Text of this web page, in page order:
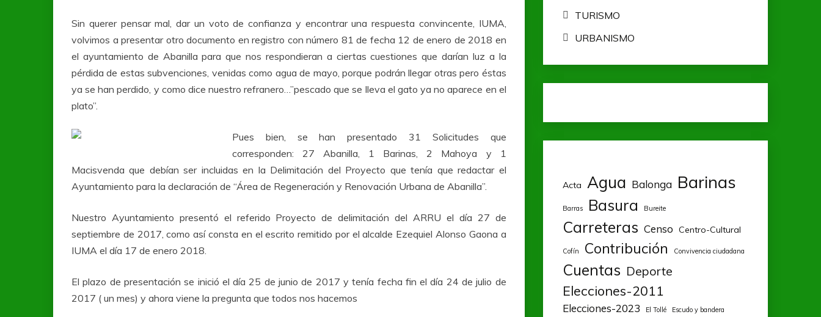
Sin querer pensar mal, dar un voto de confianza y encontrar una respuesta convincente, IUMA,
volvimos a presentar otro documento en registro con número 81 de fecha 12 de enero de 2018 en
el ayuntamiento de Abanilla para que nos respondieran a ciertas cuestiones que darían luz a la
pérdida de estas subvenciones, venidas como agua de mayo, porque podrán llegar otras pero éstas
ya se han perdido, y como dice nuestro refranero…”pescado que se lleva el gato ya no aparece en el
plato”.
Pues bien, se han presentado 31 Solicitudes que
corresponden: 27 Abanilla, 1 Barinas, 2 Mahoya y 1
Macisvenda que debían ser incluidas en la Delimitación del Proyecto que tenía que redactar el
Ayuntamiento para la declaración de “Área de Regeneración y Renovación Urbana de Abanilla”.
Nuestro Ayuntamiento presentó el referido Proyecto de delimitación del ARRU el día 27 de
septiembre de 2017, como así consta en el escrito remitido por el alcalde Ezequiel Alonso Gaona a
IUMA el día 17 de enero 2018.
El plazo de presentación se inició el día 25 de junio de 2017 y tenía fecha fin el día 24 de julio de
2017 ( un mes) y ahora viene la pregunta que todos nos hacemos
TURISMO
URBANISMO
Acta Agua Balonga Barinas
Barras Basura Bureite
Carreteras Censo Centro-Cultural
Cofín Contribución Convivencia ciudadana
Cuentas Deporte
Elecciones-2011
Elecciones-2023 El Tollé Escudo y bandera